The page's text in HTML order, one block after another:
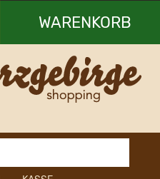
WARENKORB
Ihr Warenkorb ist leer.